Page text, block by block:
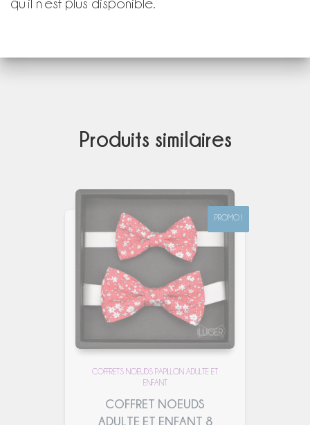
qu’il n’est plus disponible.
Produits similaires
PROMO !
PROMO !
COFFRETS NOEUDS PAPILLON ADULTE ET
ENFANT
COFFRET NOEUDS
ADULTE ET ENFANT 8